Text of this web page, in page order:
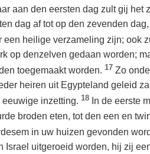
aan den eersten dag zult gij het
dag af tot op den zevenden
een heilige verzameling zijn; ook
op denzelven gedaan worden;
toegemaakt worden. 17 Zo
heiren uit Egypteland geleid
inzetting. 18 In de eerste
broden eten, tot den een en
in uw huizen gevonden
Israel uitgeroeid worden, hij zij